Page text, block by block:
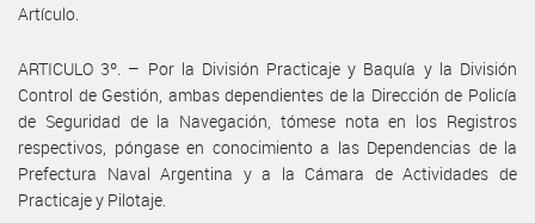
Artículo.
ARTICULO 3º. – Por la División Practicaje y Baquía y la División
Control de Gestión, ambas dependientes de la Dirección de Policía
de Seguridad de la Navegación, tómese nota en los Registros
respectivos, póngase en conocimiento a las Dependencias de la
Prefectura Naval Argentina y a la Cámara de Actividades de
Practicaje y Pilotaje.